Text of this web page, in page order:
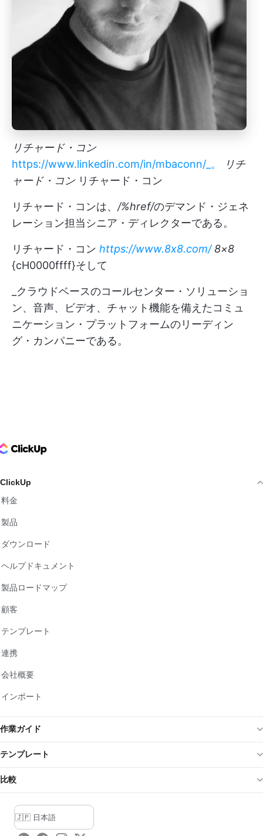
リチャード・コン
https://www.linkedin.com/in/mbaconn/_。
リチ
ャード・コン リチャード・コン
リチャード・コンは、 /%href/のデマンド・ジェネ
レーション担当シニア・ディレクターである。
リチャード・コン https://www.8x8.com/ 8×8
{cH0000ffff}そして
_クラウドベースのコールセンター・ソリューショ
ン、音声、ビデオ、チャット機能を備えたコミュ
ニケーション・プラットフォームのリーディン
グ・カンパニーである。
Logo
ClickUp
料金
製品
ダウンロード
ヘルプドキュメント
製品ロードマップ
顧客
テンプレート
連携
会社概要
インポート
作業ガイド
テンプレート
比較